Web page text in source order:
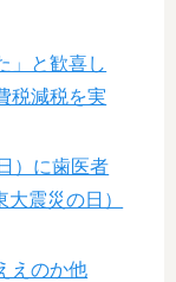
」と歓喜し
税減税を実
）に歯医者
震災の日）
えのか他